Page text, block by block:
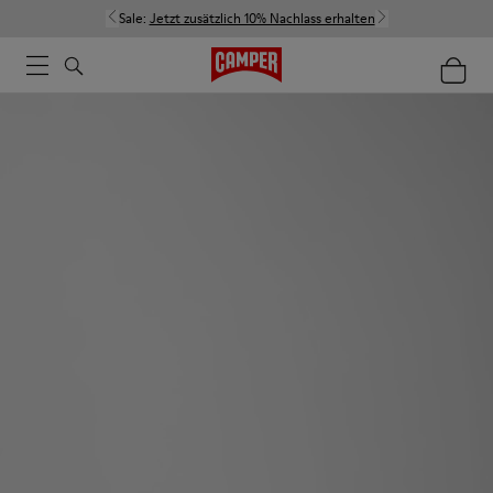
Sale: Jetzt zusätzlich 10% Nachlass erhalten